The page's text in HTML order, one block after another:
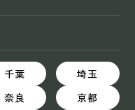
千葉
埼玉
奈良
京都